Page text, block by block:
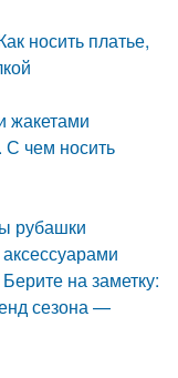
носить платье,
жакетами
С чем носить
рубашки
на заметку:
сезона —